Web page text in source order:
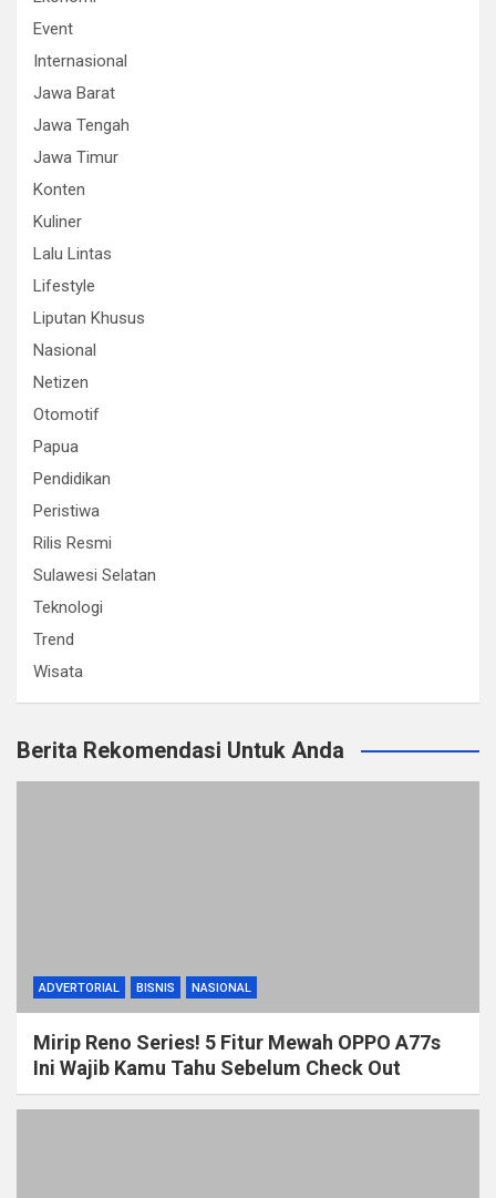
Event
Internasional
Jawa Barat
Jawa Tengah
Jawa Timur
Konten
Kuliner
Lalu Lintas
Lifestyle
Liputan Khusus
Nasional
Netizen
Otomotif
Papua
Pendidikan
Peristiwa
Rilis Resmi
Sulawesi Selatan
Teknologi
Trend
Wisata
Berita Rekomendasi Untuk Anda
ADVERTORIAL BISNIS NASIONAL
Mirip Reno Series! 5 Fitur Mewah OPPO A77s
Ini Wajib Kamu Tahu Sebelum Check Out